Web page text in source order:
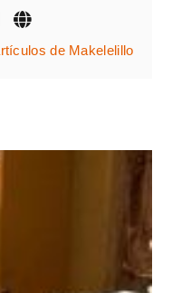
de Makelelillo